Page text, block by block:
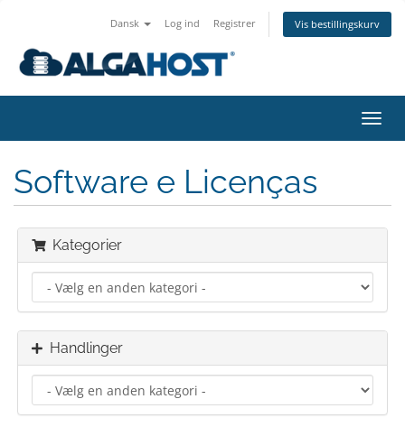
Dansk Log ind Registrer Vis bestillingskurv
Skift
Software e Licenças
Kategorier
Handlinger